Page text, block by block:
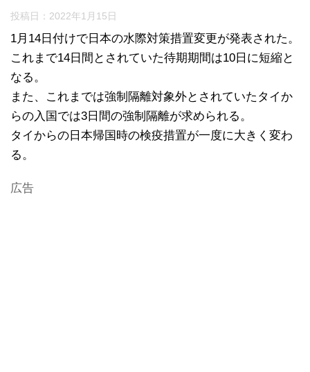
投稿日： 2022年1月15日
1月14日付けで日本の水際対策措置変更が発表された。
これまで14日間とされていた待期期間は10日に短縮と
なる。
また、これまでは強制隔離対象外とされていたタイか
らの入国では3日間の強制隔離が求められる。
タイからの日本帰国時の検疫措置が一度に大きく変わ
る。
広告